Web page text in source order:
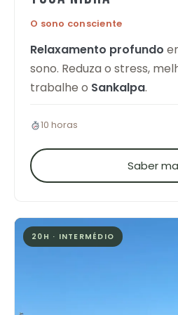
O sono consciente
Relaxamento profundo
sono. Reduza o stress,
trabalhe o Sankalpa.
10 horas
Saber
20H · INTERMÉDIO